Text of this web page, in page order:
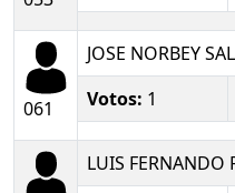
061
JOSE NORBEY
Votos: 1
LUIS FERNANDO